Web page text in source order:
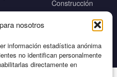
nosotros
información estadística anónima
no identifican personalmente
directamente en
Construcción